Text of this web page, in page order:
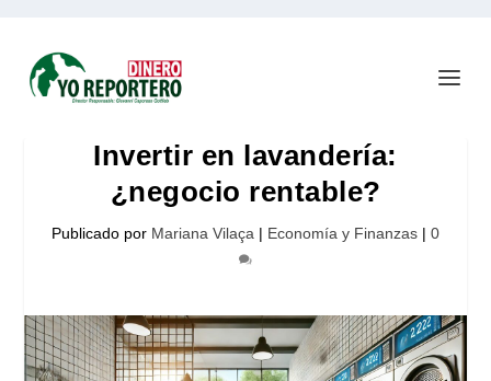
Invertir en lavandería:
¿negocio rentable?
Publicado por Mariana Vilaça | Economía y Finanzas | 0